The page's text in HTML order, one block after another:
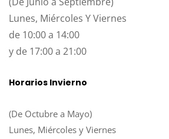
Lunes, Miércoles Y Viernes
de 10:00 a 14:00
y de 17:00 a 21:00
Horarios Invierno
(De Octubre a Mayo)
Lunes, Miércoles y Viernes